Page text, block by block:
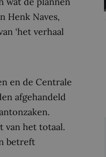
Henk Naves,
‘het verhaal
en de Centrale
afgehandeld
van het totaal.
betreft